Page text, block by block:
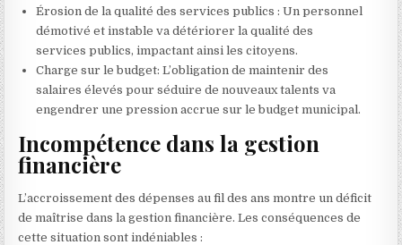
Érosion de la qualité des services publics : Un personnel
démotivé et instable va détériorer la qualité des
services publics, impactant ainsi les citoyens.
Charge sur le budget: L’obligation de maintenir des
salaires élevés pour séduire de nouveaux talents va
engendrer une pression accrue sur le budget municipal.
Incompétence dans la gestion
financière
L’accroissement des dépenses au fil des ans montre un déficit
de maîtrise dans la gestion financière. Les conséquences de
cette situation sont indéniables :